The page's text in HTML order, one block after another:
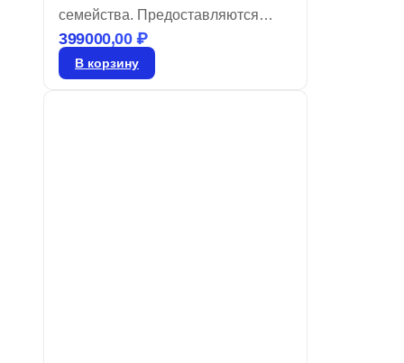
семейства. Предоставляются
крупные размеры. Легко
нарезаются для нестандартных
399000,00₽
В корзину